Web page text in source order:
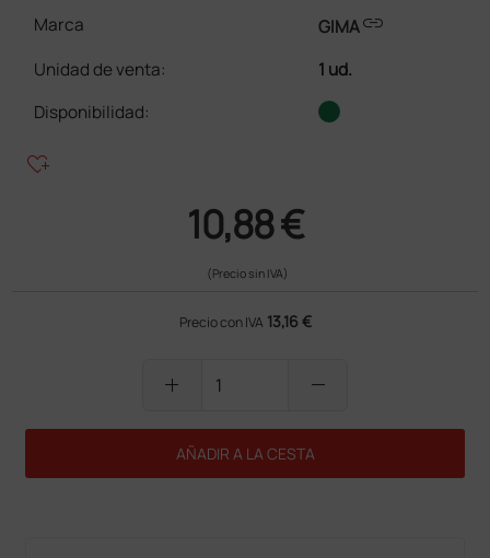
Marca
GIMAlink
Unidad de venta:
1 ud.
Disponibilidad:
heart_plus
10,88 €
(Precio sin IVA)
Precio con IVA 13,16 €
add remove
AÑADIR A LA CESTA